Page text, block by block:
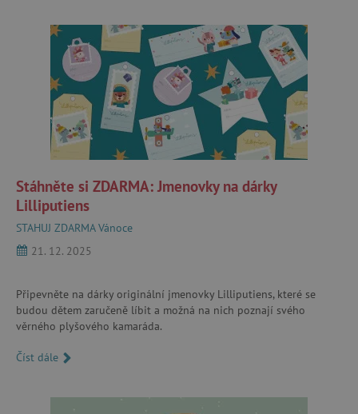
Stáhněte si ZDARMA: Jmenovky na dárky
Lilliputiens
STAHUJ ZDARMAVánoce
21. 12. 2025
Připevněte na dárky originální jmenovky Lilliputiens, které se
budou dětem zaručeně líbit a možná na nich poznají svého
věrného plyšového kamaráda.
Číst dále